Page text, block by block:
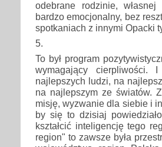
odebrane rodzinie,
bardzo emocjonalny, bez
spotkaniach z innymi Opacki
5.
To był program
wymagający cierpliwości.
najlepszych ludzi, na
na najlepszym ze światów.
misję, wyzwanie dla siebie i
by się to dzisiaj
kształcić inteligencję tego
region" to zawsze była